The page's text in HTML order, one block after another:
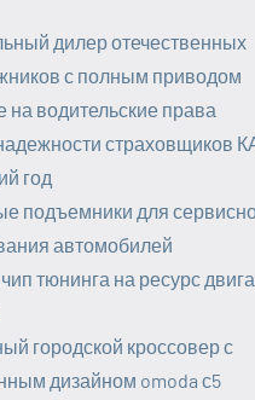
дилер отечественных
с полным приводом
на водительские права
страховщиков
год
подъемники для
автомобилей
тюнинга на ресурс
городской кроссовер с
дизайном omoda с5